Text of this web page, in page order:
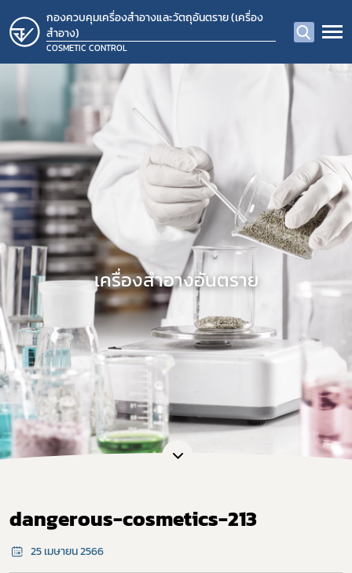
กองควบคุมเครื่องสำอางและวัตถุอันตราย (เครื่อง
สำอาง)
COSMETIC CONTROL
​เครื่องสำอางอันตราย
dangerous-cosmetics-213
25 เมษายน 2566